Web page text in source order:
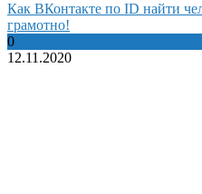
Как ВКонтакте по ID найти
грамотно!
0
12.11.2020